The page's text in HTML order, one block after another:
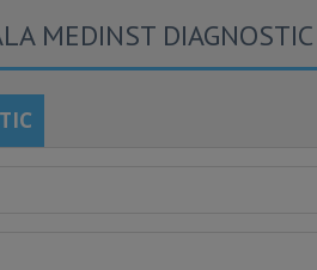
MEDINST DIAGNOSTIC